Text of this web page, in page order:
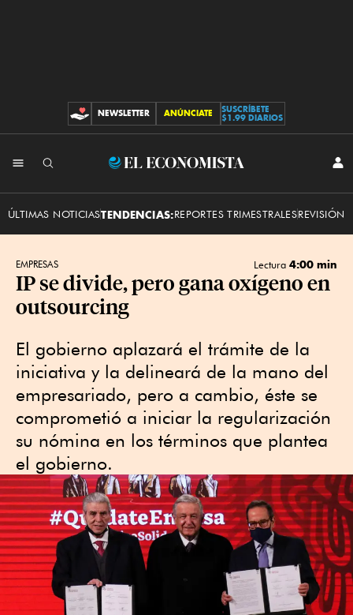
CONTRIBUCIONES
NEWSLETTER ANÚNCIATE
SUSCRÍBETE
$1.99 DIARIOS
El
ÚLTIMAS NOTICIASTENDENCIAS:REPORTES TRIMESTRALESREVISIÓN
EMPRESAS Lectura 4:00 min
IP se divide, pero gana oxígeno en
outsourcing
El gobierno aplazará el trámite de la
iniciativa y la delineará de la mano del
empresariado, pero a cambio, éste se
comprometió a iniciar la regularización
su nómina en los términos que plantea
el gobierno.